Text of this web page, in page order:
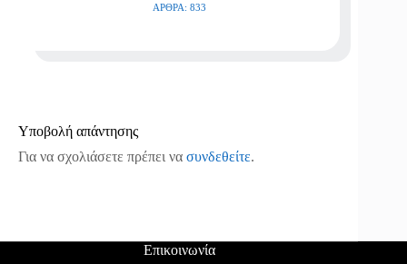
ΆΡΘΡΑ: 833
Υποβολή απάντησης
Για να σχολιάσετε πρέπει να συνδεθείτε.
Επικοινωνία